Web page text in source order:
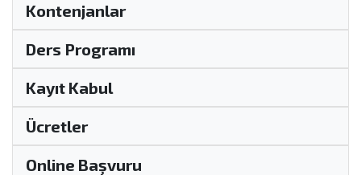
Kontenjanlar
Ders Programı
Kayıt Kabul
Ücretler
Online Başvuru